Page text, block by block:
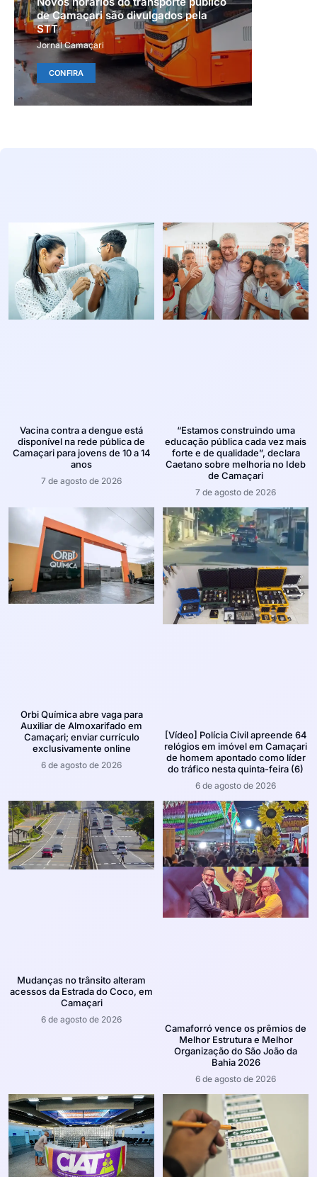
de Camaçari são divulgados pela
STT
Jornal Camaçari
CONFIRA
Vacina contra a dengue está
disponível na rede pública de
Camaçari para jovens de 10 a 14
anos
7 de agosto de 2026
“Estamos construindo uma
educação pública cada vez mais
forte e de qualidade”, declara
Caetano sobre melhoria no Ideb
de Camaçari
7 de agosto de 2026
Orbi Química abre vaga para
Auxiliar de Almoxarifado em
Camaçari; enviar currículo
exclusivamente online
6 de agosto de 2026
[Vídeo] Polícia Civil apreende 64
relógios em imóvel em Camaçari
de homem apontado como líder
do tráfico nesta quinta-feira (6)
6 de agosto de 2026
Mudanças no trânsito alteram
acessos da Estrada do Coco, em
Camaçari
6 de agosto de 2026
Camaforró vence os prêmios de
Melhor Estrutura e Melhor
Organização do São João da
Bahia 2026
6 de agosto de 2026